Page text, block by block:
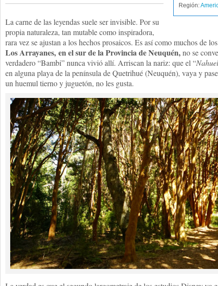
Región:
La carne de las leyendas suele ser invisible. Por su
propia naturaleza, tan mutable como inspiradora,
rara vez se ajustan a los hechos prosaicos. Es así como muchos de
Los Arrayanes, en el sur de la Provincia de Neuquén,no se
verdadero “Bambi” nunca vivió allí. Arriscan la nariz: que el “
en alguna playa de la península de Quetrihué (Neuquén), vaya y
un huemul tierno y juguetón, no les gusta.